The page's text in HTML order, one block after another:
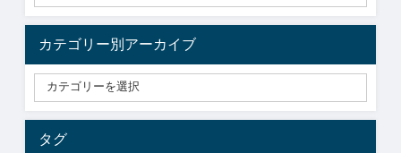
カテゴリー別アーカイブ
タグ